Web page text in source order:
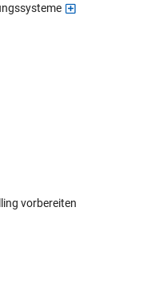
vorbereiten